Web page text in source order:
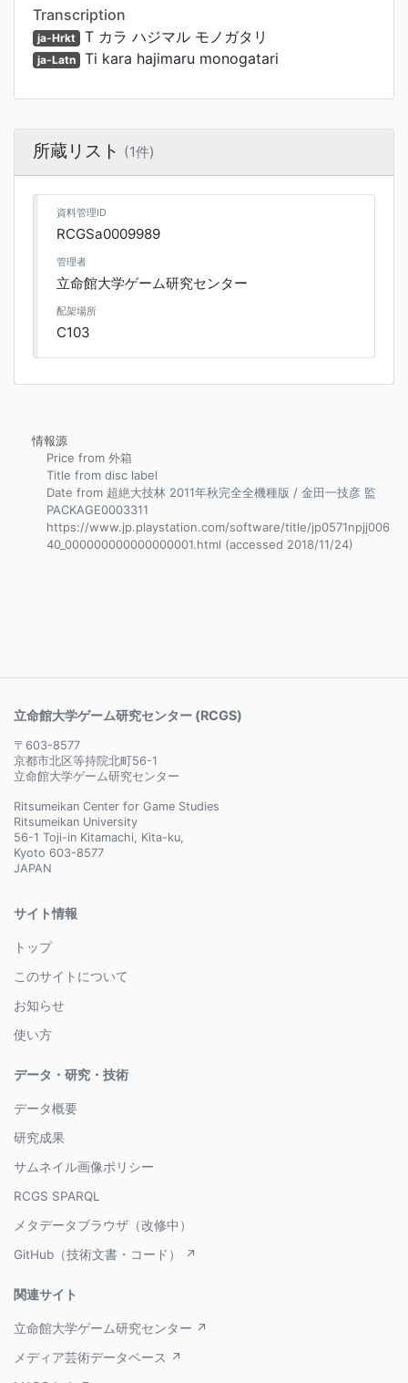
Transcription
ja-Hrkt T カラ ハジマル モノガタリ
ja-Latn Ti kara hajimaru monogatari
所蔵リスト (1件)
資料管理ID
RCGSa0009989
管理者
立命館大学ゲーム研究センター
配架場所
C103
情報源
Price from 外箱
Title from disc label
Date from 超絶大技林 2011年秋完全全機種版 / 金田一技彦 監
PACKAGE0003311
https://www.jp.playstation.com/software/title/jp0571npjj006
40_000000000000000001.html (accessed 2018/11/24)
立命館大学ゲーム研究センター (RCGS)
〒603-8577
京都市北区等持院北町56-1
立命館大学ゲーム研究センター
Ritsumeikan Center for Game Studies
Ritsumeikan University
56-1 Toji-in Kitamachi, Kita-ku,
Kyoto 603-8577
JAPAN
サイト情報
トップ
このサイトについて
お知らせ
使い方
データ・研究・技術
データ概要
研究成果
サムネイル画像ポリシー
RCGS SPARQL
メタデータブラウザ（改修中）
GitHub（技術文書・コード） ↗
関連サイト
立命館大学ゲーム研究センター ↗
メディア芸術データベース ↗